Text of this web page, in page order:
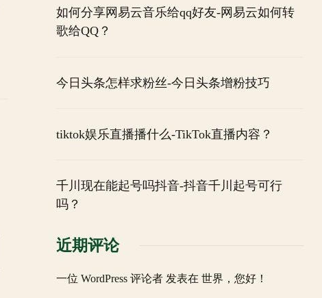
如何分享网易云音乐给qq好友-网易云如何转
歌给QQ？
今日头条怎样求粉丝-今日头条增粉技巧
tiktok娱乐直播播什么-TikTok直播内容？
千川现在能起号吗抖音-抖音千川起号可行
吗？
近期评论
一位 WordPress 评论者发表在 世界，您好！